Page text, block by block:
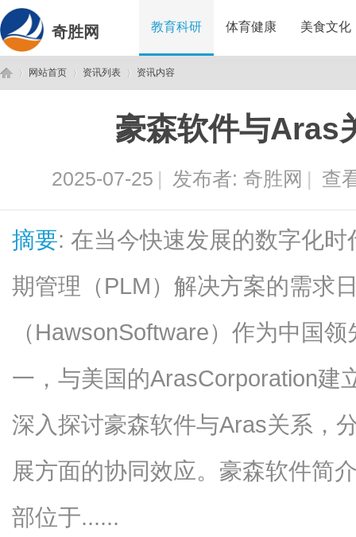
奇胜网 教育科研 体育健康 美食文化
网站首页 资讯列表
›
资讯内容
豪森软件与Aras
2025-07-25 | 发布者: 奇胜网 | 查
摘要: 在当今快速发展的数字化
期管理（PLM）解决方案的需求
（HawsonSoftware）作为中国
一，与美国的ArasCorporation建
深入探讨豪森软件与Aras关系，
展方面的协同效应。豪森软件简
部位于......